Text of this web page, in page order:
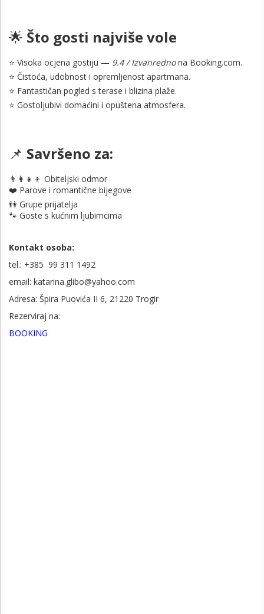
🌟 Što gosti najviše vole
⭐ Visoka ocjena gostiju — 9.4 / Izvanrednona Booking.com.
⭐ Čistoća, udobnost i opremljenost apartmana.
⭐ Fantastičan pogled s terase i blizina plaže.
⭐ Gostoljubivi domaćini i opuštena atmosfera.
📌 Savršeno za:
👨‍👩‍👧‍👦 Obiteljski odmor
❤️ Parove i romantične bijegove
👫 Grupe prijatelja
🐾 Goste s kućnim ljubimcima
Kontakt osoba:
tel.: +385 99 311 1492
email: katarina.glibo@yahoo.com
Adresa: Špira Puovića II 6, 21220 Trogir
Rezerviraj na:
BOOKING